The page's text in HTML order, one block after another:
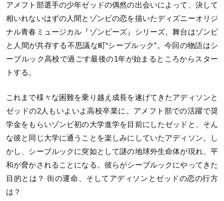
アメフト部選手の少年ゼッドの偶然の出会いによって、決して
相いれないはずの人間とゾンビの恋を描いたディズニーオリジ
ナル青春ミュージカル『ゾンビーズ』シリーズ。舞台はゾンビ
と人間が共存する不思議な町“シーブルック”。今回の物語はシ
ーブルック高校で過ごす最後の1年が始まるところからスター
トする。
これまで様々な困難を乗り越え成長を遂げてきたアディソンと
ゼッドの2人もいよいよ高校卒業に。アメフト部での活躍で奨
学金をもらいゾンビ初の大学進学を目前にしたゼッドと、そん
な彼と同じ大学に通うことを楽しみにしていたアディソン。し
かし、シーブルックに突如として謎の地球外生命体が現れ、平
和が脅かされることになる。彼らがシーブルックにやってきた
目的とは？ 街の運命、そしてアディソンとゼッドの恋の行方
は？